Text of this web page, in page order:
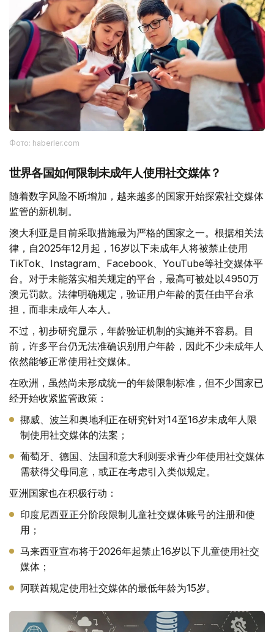
Фото: haberler.com
世界各国如何限制未成年人使用社交媒体？
随着数字风险不断增加，越来越多的国家开始探索社交媒体
监管的新机制。
澳大利亚是目前采取措施最为严格的国家之一。根据相关法
律，自2025年12月起，16岁以下未成年人将被禁止使用
TikTok、Instagram、Facebook、YouTube等社交媒体平
台。对于未能落实相关规定的平台，最高可被处以4950万
澳元罚款。法律明确规定，验证用户年龄的责任由平台承
担，而非未成年人本人。
不过，初步研究显示，年龄验证机制的实施并不容易。目
前，许多平台仍无法准确识别用户年龄，因此不少未成年人
依然能够正常使用社交媒体。
在欧洲，虽然尚未形成统一的年龄限制标准，但不少国家已
经开始收紧监管政策：
挪威、波兰和奥地利正在研究针对14至16岁未成年人限
制使用社交媒体的法案；
葡萄牙、德国、法国和意大利则要求青少年使用社交媒体
需获得父母同意，或正在考虑引入类似规定。
亚洲国家也在积极行动：
印度尼西亚正分阶段限制儿童社交媒体账号的注册和使
用；
马来西亚宣布将于2026年起禁止16岁以下儿童使用社交
媒体；
阿联酋规定使用社交媒体的最低年龄为15岁。